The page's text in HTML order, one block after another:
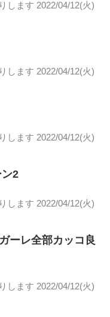
します 2022/04/12(火)
します 2022/04/12(火)
します 2022/04/12(火)
2
します 2022/04/12(火)
ーレ全部カッコ良
します 2022/04/12(火)